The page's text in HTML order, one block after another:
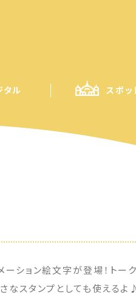
タル スポッ
ーション絵文字が登場！トー
なスタンプとしても使えるよ♪